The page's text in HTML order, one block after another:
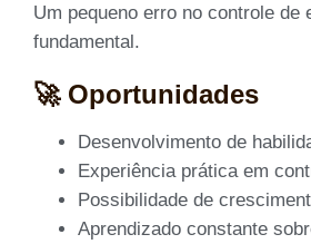
Um pequeno erro no controle
fundamental.
🚀 Oportunidades
Desenvolvimento de
Experiência prática em
Possibilidade de
Aprendizado constante